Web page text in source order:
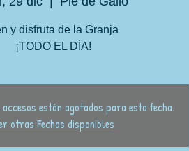
y disfruta de la Granja
¡TODO EL DÍA!
están agotados para esta fecha.
otras Fechas disponibles